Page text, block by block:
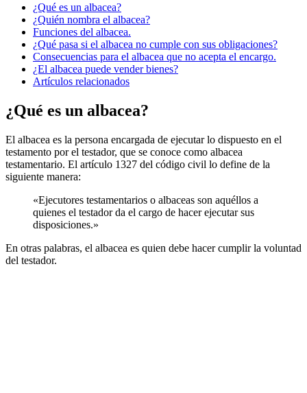
¿Qué es un albacea?
¿Quién nombra el albacea?
Funciones del albacea.
¿Qué pasa si el albacea no cumple con sus obligaciones?
Consecuencias para el albacea que no acepta el encargo.
¿El albacea puede vender bienes?
Artículos relacionados
¿Qué es un albacea?
El albacea es la persona encargada de ejecutar lo dispuesto en el
testamento por el testador, que se conoce como albacea
testamentario. El artículo 1327 del código civil lo define de la
siguiente manera:
«Ejecutores testamentarios o albaceas son aquéllos a
quienes el testador da el cargo de hacer ejecutar sus
disposiciones.»
En otras palabras, el albacea es quien debe hacer cumplir la voluntad
del testador.